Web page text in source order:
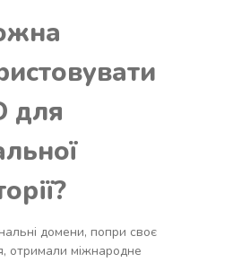
для
домени, попри своє
отримали міжнародне